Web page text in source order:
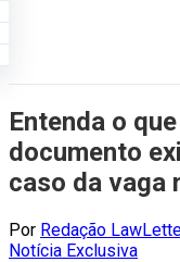
Entenda o
documento
caso da vaga
Por Redação
Notícia Exclusiva